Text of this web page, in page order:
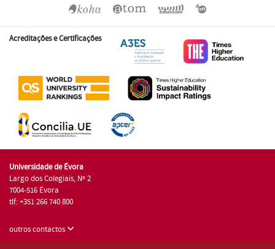
Acreditações e Certificações
Universidade de Évora
Largo dos Colegiais, Nº 2
7004-516 Évora
tlf: +351 266 740 800
outros contactos